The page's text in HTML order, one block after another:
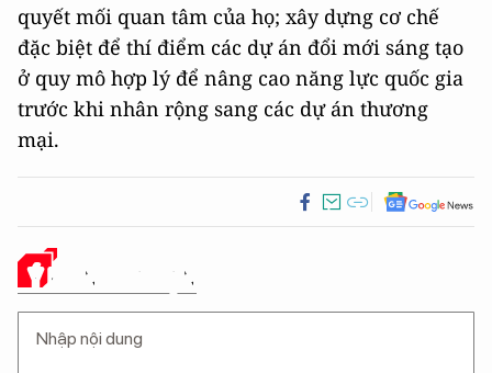
quyết mối quan tâm của họ; xây dựng cơ chế
đặc biệt để thí điểm các dự án đổi mới sáng tạo
ở quy mô hợp lý để nâng cao năng lực quốc gia
trước khi nhân rộng sang các dự án thương
mại.
Ý KIẾN CỦA BẠN